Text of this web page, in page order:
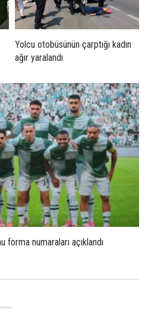
Yolcu otobüsünün çarptığı kadın
ağır yaralandı
numaraları açıklandı